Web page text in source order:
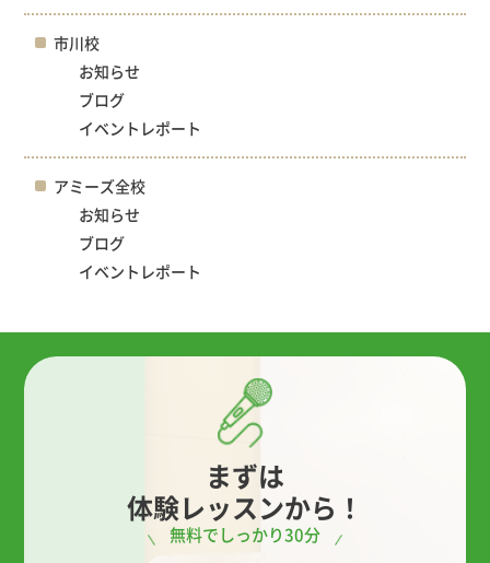
市川校
お知らせ
ブログ
イベントレポート
アミーズ全校
お知らせ
ブログ
イベントレポート
まずは
体験レッスンから！
無料でしっかり30分